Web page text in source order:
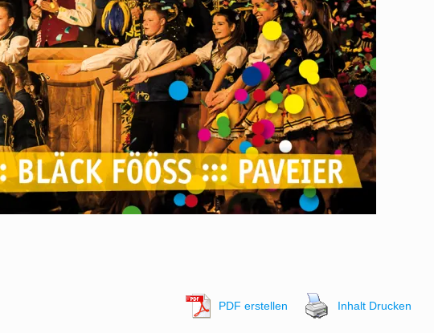
PDF erstellen Inhalt Drucken